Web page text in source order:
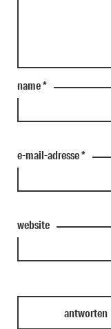
name*
e-mail-adresse*
website